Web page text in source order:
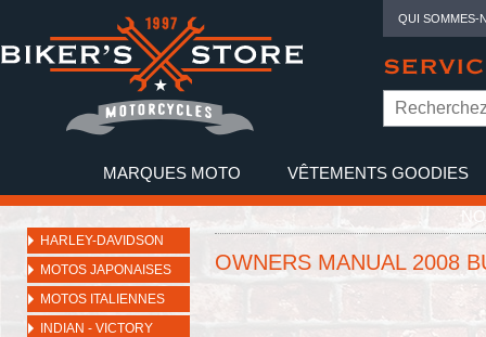
QUI SOMMES-
MARQUES MOTO VÊTEMENTS GOODIES
HARLEY-DAVIDSON
MOTOS JAPONAISES
MOTOS ITALIENNES
INDIAN - VICTORY
OWNERS MANUAL 2008